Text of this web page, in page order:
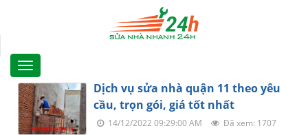
Dịch vụ sửa nhà quận 11 theo yêu
cầu, trọn gói, giá tốt nhất
14/12/2022 09:29:00 AM
Đã xem: 1707